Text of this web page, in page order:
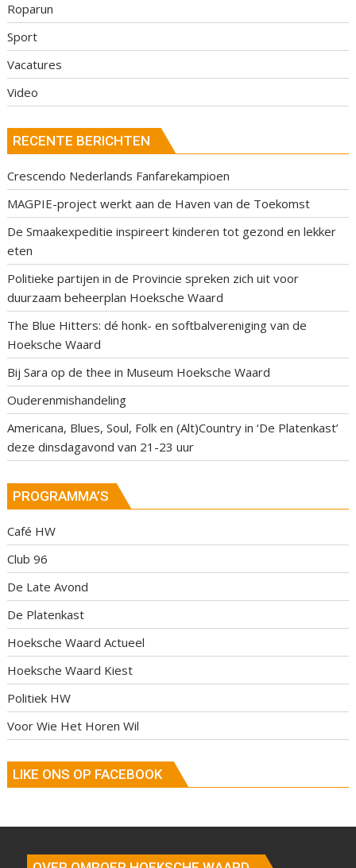
Roparun
Sport
Vacatures
Video
RECENTE BERICHTEN
Crescendo Nederlands Fanfarekampioen
MAGPIE-project werkt aan de Haven van de Toekomst
De Smaakexpeditie inspireert kinderen tot gezond en lekker
eten
Politieke partijen in de Provincie spreken zich uit voor
duurzaam beheerplan Hoeksche Waard
The Blue Hitters: dé honk- en softbalvereniging van de
Hoeksche Waard
Bij Sara op de thee in Museum Hoeksche Waard
Ouderenmishandeling
Americana, Blues, Soul, Folk en (Alt)Country in ‘De Platenkast’
deze dinsdagavond van 21-23 uur
PROGRAMMA’S
Café HW
Club 96
De Late Avond
De Platenkast
Hoeksche Waard Actueel
Hoeksche Waard Kiest
Politiek HW
Voor Wie Het Horen Wil
LIKE ONS OP FACEBOOK